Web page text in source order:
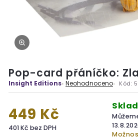
Pop-card přáníčko:
Insight Editions Neohodnoceno Kód:
449 Kč
401 Kč bez DPH